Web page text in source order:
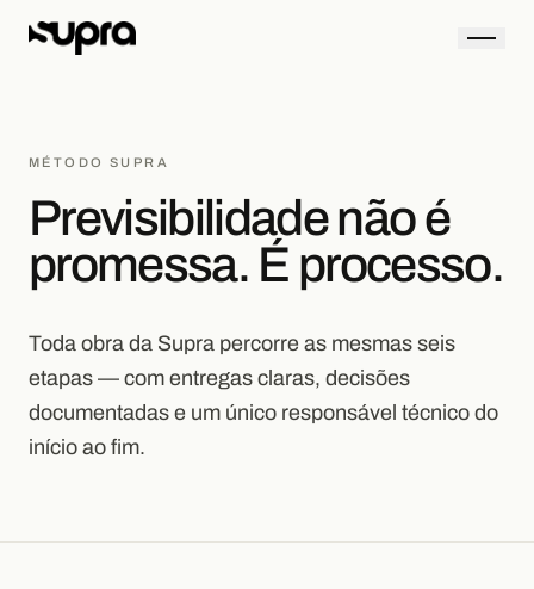
MÉTODO SUPRA
Previsibilidade não é
promessa. É processo.
Toda obra da Supra percorre as mesmas seis
etapas — com entregas claras, decisões
documentadas e um único responsável técnico do
início ao fim.